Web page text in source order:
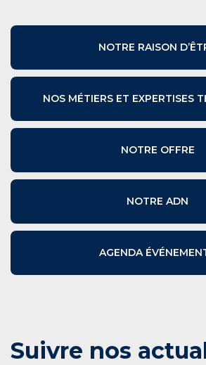
NOTRE RAISON
NOS MÉTIERS ET EXPERTISES
NOTRE OFFRE
NOTRE ADN
AGENDA
Suivre nos